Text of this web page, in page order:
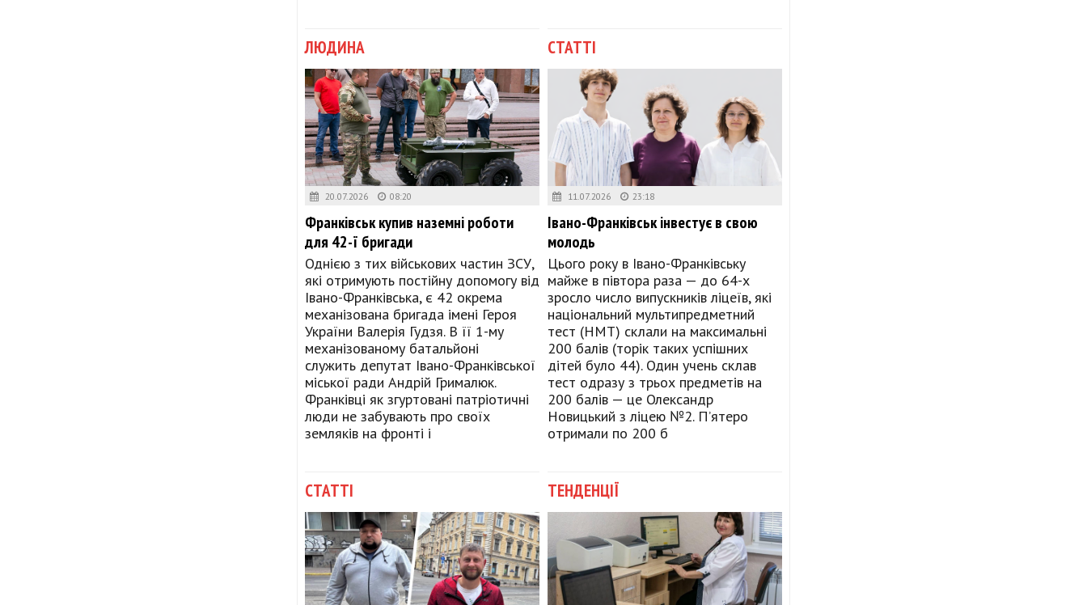
ЛЮДИНА
20.07.2026 08:20
Франківськ купив наземні роботи
для 42-ї бригади
Однією з тих військових частин ЗСУ,
які отримують постійну допомогу від
Івано-Франківська, є 42 окрема
механізована бригада імені Героя
України Валерія Гудзя. В її 1-му
механізованому батальйоні
служить депутат Івано-Франківської
міської ради Андрій Грималюк.
Франківці як згуртовані патріотичні
люди не забувають про своїх
земляків на фронті і
СТАТТІ
11.07.2026 23:18
Івано-Франківськ інвестує в свою
молодь
Цього року в Івано-Франківську
майже в півтора раза — до 64-х
зросло число випускників ліцеїв, які
національний мультипредметний
тест (НМТ) склали на максимальні
200 балів (торік таких успішних
дітей було 44). Один учень склав
тест одразу з трьох предметів на
200 балів — це Олександр
Новицький з ліцею №2. П’ятеро
отримали по 200 б
СТАТТІ ТЕНДЕНЦІЇ